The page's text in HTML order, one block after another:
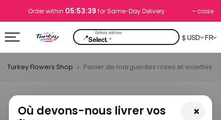
Order within 05:53:39 for Same-Day Delivery close
📍Select.⌄ $ USD FR
×
Où devons-nous livrer vos
Turkey Flowers Shop Panier de marguerites roses et violettes